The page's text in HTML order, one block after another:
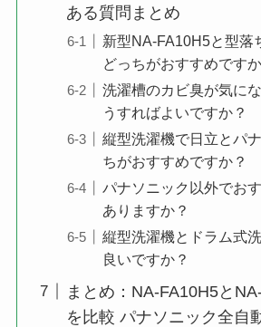
ある質問まとめ
新型NA-FA10H5と型落
どっちがおすすめです
洗濯槽のカビ臭が気に
うすればよいですか？
縦型洗濯機で日立とパ
ちがおすすめですか？
パナソニック以外でお
ありますか？
縦型洗濯機とドラム式
良いですか？
まとめ：NA-FA10H5と
を比較 パナソニック全自